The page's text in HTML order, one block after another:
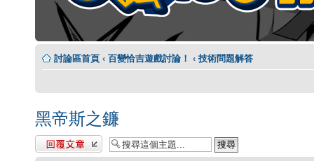
討論區首頁 ‹ 百變恰吉遊戲討論！ ‹ 技術問題解答
黑帝斯之鐮
發表回覆